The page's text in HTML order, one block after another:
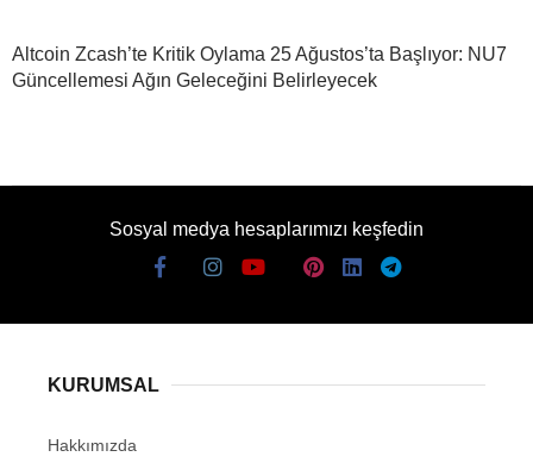
Altcoin Zcash’te Kritik Oylama 25 Ağustos’ta Başlıyor: NU7
Güncellemesi Ağın Geleceğini Belirleyecek
Sosyal medya hesaplarımızı keşfedin
KURUMSAL
Hakkımızda